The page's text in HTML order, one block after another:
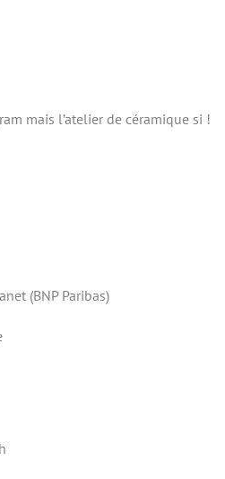
mais l’atelier de céramique si !
(BNP Paribas)